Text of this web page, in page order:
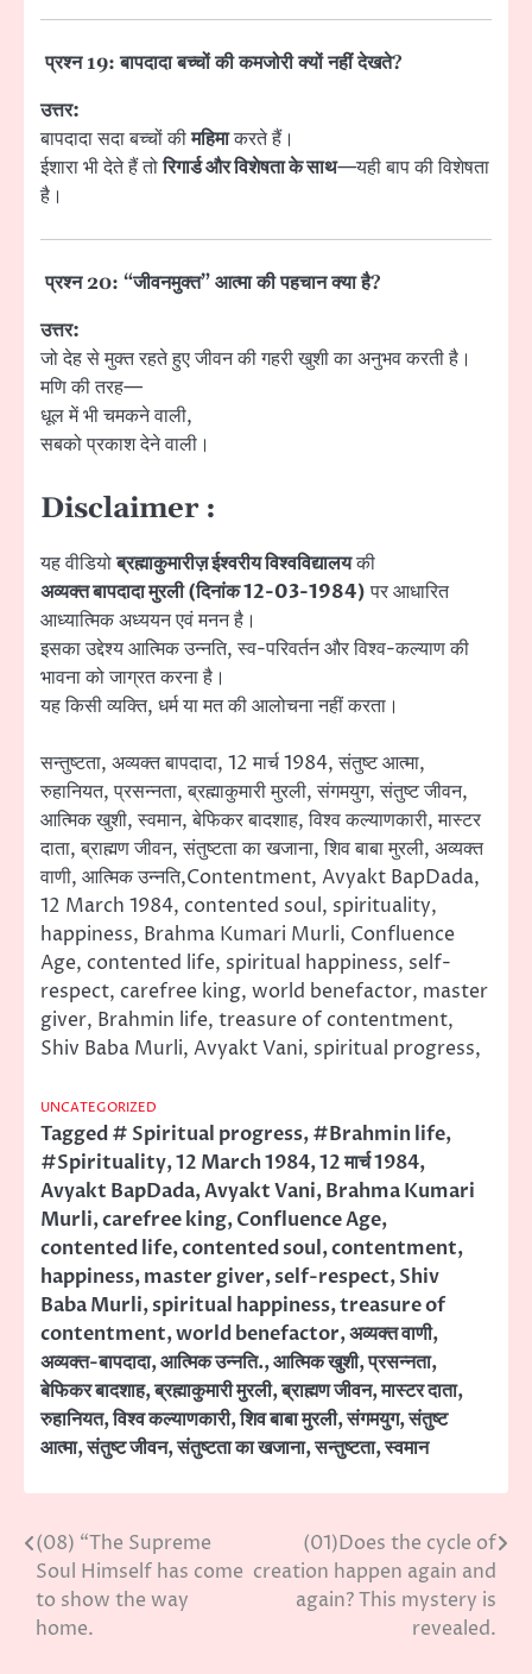
प्रश्न 19: बापदादा बच्चों की कमजोरी क्यों नहीं देखते?
उत्तर:
बापदादा सदा बच्चों कीमहिमाकरते हैं।
ईशारा भी देते हैं तोरिगार्ड और विशेषता के साथ—यही बाप की विशेषता
है।
प्रश्न 20: “जीवनमुक्त” आत्मा की पहचान क्या है?
उत्तर:
जो देह से मुक्त रहते हुए जीवन की गहरी खुशी का अनुभव करती है।
मणि की तरह—
धूल में भी चमकने वाली,
सबको प्रकाश देने वाली।
Disclaimer :
यह वीडियोब्रह्माकुमारीज़ ईश्वरीय विश्वविद्यालयकी
अव्यक्त बापदादा मुरली (दिनांक 12-03-1984)पर आधारित
आध्यात्मिक अध्ययन एवं मनन है।
इसका उद्देश्य आत्मिक उन्नति, स्व-परिवर्तन और विश्व-कल्याण की
भावना को जाग्रत करना है।
यह किसी व्यक्ति, धर्म या मत की आलोचना नहीं करता।
सन्तुष्टता, अव्यक्त बापदादा, 12 मार्च 1984, संतुष्ट आत्मा,
रुहानियत, प्रसन्नता, ब्रह्माकुमारी मुरली, संगमयुग, संतुष्ट जीवन,
आत्मिक खुशी, स्वमान, बेफिकर बादशाह, विश्व कल्याणकारी, मास्टर
दाता, ब्राह्मण जीवन, संतुष्टता का खजाना, शिव बाबा मुरली, अव्यक्त
वाणी, आत्मिक उन्नति,Contentment, Avyakt BapDada,
12 March 1984, contented soul, spirituality,
happiness, Brahma Kumari Murli, Confluence
Age, contented life, spiritual happiness, self-
respect, carefree king, world benefactor, master
giver, Brahmin life, treasure of contentment,
Shiv Baba Murli, Avyakt Vani, spiritual progress,
UNCATEGORIZED
Tagged# Spiritual progress,#Brahmin life,
#Spirituality,12 March 1984,12 मार्च 1984,
Avyakt BapDada,Avyakt Vani,Brahma Kumari
Murli,carefree king,Confluence Age,
contented life,contented soul,contentment,
happiness,master giver,self-respect,Shiv
Baba Murli,spiritual happiness,treasure of
contentment,world benefactor,अव्यक्त वाणी,
अव्यक्त-बापदादा,आत्मिक उन्नति.,आत्मिक खुशी,प्रसन्नता,
बेफिकर बादशाह,ब्रह्माकुमारी मुरली,ब्राह्मण जीवन,मास्टर दाता,
रुहानियत,विश्व कल्याणकारी,शिव बाबा मुरली,संगमयुग,संतुष्ट
आत्मा,संतुष्ट जीवन,संतुष्टता का खजाना,सन्तुष्टता,स्वमान
Post
navigation
(08) “The Supreme
Soul Himself has come
to show the way
home.
(01)Does the cycle of
creation happen again and
again? This mystery is
revealed.